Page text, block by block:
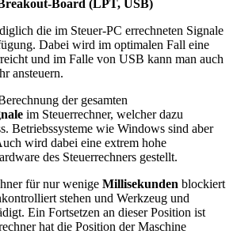
Board (LPT, USB)
die im Steuer-PC errechneten Signale
Dabei wird im optimalen Fall eine
und im Falle von USB kann man auch
ansteuern.
der gesamten
im Steuerrechner, welcher dazu
Betriebssysteme wie Windows sind aber
wird dabei eine extrem hohe
des Steuerrechners gestellt.
für nur wenige Millisekunden blockiert
stehen und Werkzeug und
Ein Fortsetzen an dieser Position ist
hat die Position der Maschine